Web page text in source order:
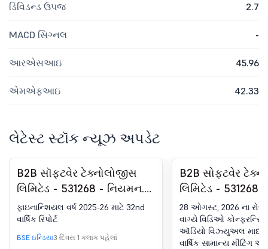
ડિવિડન્ડ ઉપજ 2.7
MACD સિગ્નલ -
આરએસઆઇ 45.96
એમએફઆઇ 42.33
લેટેસ્ટ સ્ટૉક ન્યૂઝ અપડેટ
B2B સૉફ્ટવેર ટેક્નોલોજીસ
લિમિટેડ - 531268 - નિયમન.
34 (1) વાર્ષિક રિપોર્ટ.
ફાઇનાન્શિયલ વર્ષ 2025-26 માટે 32nd
વાર્ષિક રિપોર્ટ
BSE ઇન્ડિયા3 દિવસ 1 કલાક પહેલાં
B2B સોફ્ટવેર
લિમિટેડ - 531268
વાર્ષિક જનરલ
ઓગસ્ટ, 2026 ના
આયોજિત
28 ઓગસ્ટ, 2026 ના રોજ
વાગ્યે વિડિઓ
ઑડિયો વિઝ્યુઅલ માધ્યમો
વાર્ષિક સામાન્ય મીટિંગ